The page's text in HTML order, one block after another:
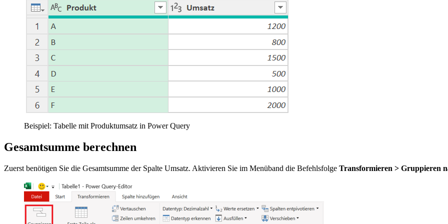
Beispiel: Tabelle mit Produktumsatz in Power Query
Gesamtsumme berechnen
Zuerst benötigen Sie die Gesamtsumme der Spalte Umsatz. Aktivieren Sie im Menüband die Befehlsfolge Transformieren > Gruppieren